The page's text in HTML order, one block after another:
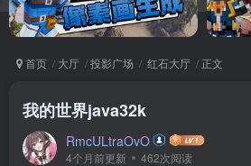
首页 大厅 投影广场 红石大厅 正文
我的世界java32k
RmcULtraOvO
4个月前更新 462次阅读